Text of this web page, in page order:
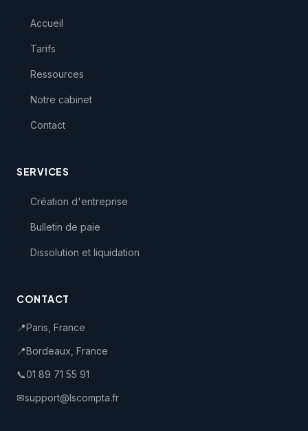
Accueil
Tarifs
Ressources
Notre cabinet
Contact
SERVICES
Création d'entreprise
Bulletin de paie
Dissolution et liquidation
CONTACT
📍Paris, France
📍Bordeaux, France
📞01 89 71 55 91
✉support@lscompta.fr